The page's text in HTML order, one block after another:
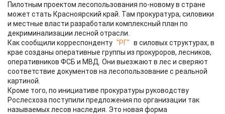
Пилотным проектом лесопользования по-новому в стране
может стать Красноярский край. Там прокуратура, силовики
и местные власти разработали комплексный план по
декриминализации лесной отрасли.
Как сообщили корреспонденту "РГ" в силовых структурах, в
крае созданы оперативные группы из прокуроров, лесников,
оперативников ФСБ и МВД. Они выезжают в лес и сверяют
соответствие документов на лесопользование с реальной
картиной.
Кроме того, по инициативе прокуратуры руководству
Рослесхоза поступили предложения по организации так
называемых лесов наследия. Это новая форма